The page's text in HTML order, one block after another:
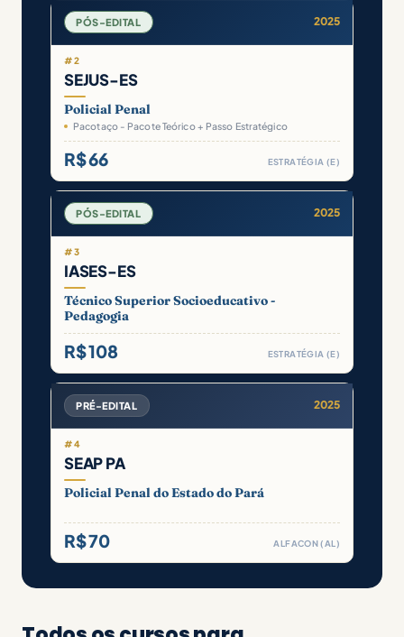
PÓS-EDITAL 2025
#2
SEJUS-ES
Policial Penal
Pacotaço - Pacote Teórico + Passo Estratégico
R$ 66 ESTRATÉGIA (E)
PÓS-EDITAL 2025
#3
IASES-ES
Técnico Superior Socioeducativo -
Pedagogia
R$ 108 ESTRATÉGIA (E)
PRÉ-EDITAL 2025
#4
SEAP PA
Policial Penal do Estado do Pará
R$ 70 ALFACON (AL)